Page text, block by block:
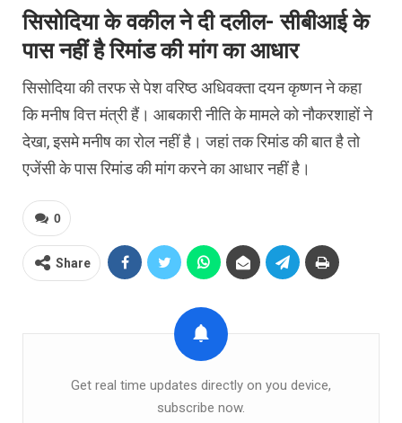
सिसोदिया के वकील ने दी दलील- सीबीआई के
पास नहीं है रिमांड की मांग का आधार
सिसोदिया की तरफ से पेश वरिष्ठ अधिवक्ता दयन कृष्णन ने कहा
कि मनीष वित्त मंत्री हैं। आबकारी नीति के मामले को नौकरशाहों ने
देखा, इसमे मनीष का रोल नहीं है। जहां तक रिमांड की बात है तो
एजेंसी के पास रिमांड की मांग करने का आधार नहीं है।
0
Share
Get real time updates directly on you device,
subscribe now.